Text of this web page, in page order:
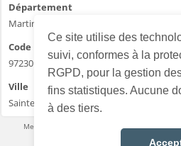
Ce site utilise des
suivi, conformes à la
RGPD, pour la gestion
fins statistiques. Aucune
à des tiers.
Département
Martinique - 972
Code postal
97230
Ville
Sainte-Marie
Mentions légales Conditions d’utilisation·